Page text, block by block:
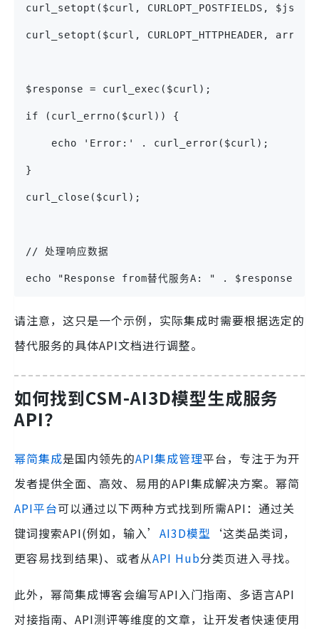
curl_setopt($curl, CURLOPT_POSTFIELDS,
curl_setopt($curl, CURLOPT_HTTPHEADER,
$response = curl_exec($curl);
if (curl_errno($curl)) {
    echo 'Error:' . curl_error($curl);
}
curl_close($curl);
// 处理响应数据
echo "Response from替代服务A: " . $response;
请注意，这只是一个示例，实际集成时需要根据选定的
替代服务的具体API文档进行调整。
如何找到CSM-AI3D模型生成服务
API？
幂简集成是国内领先的API集成管理平台，专注于为开
发者提供全面、高效、易用的API集成解决方案。幂简
API平台可以通过以下两种方式找到所需API：通过关
键词搜索API(例如，输入’ AI3D模型 ‘这类品类词，
更容易找到结果)、或者从API Hub分类页进入寻找。
此外，幂简集成博客会编写API入门指南、多语言API
对接指南、API测评等维度的文章，让开发者快速使用